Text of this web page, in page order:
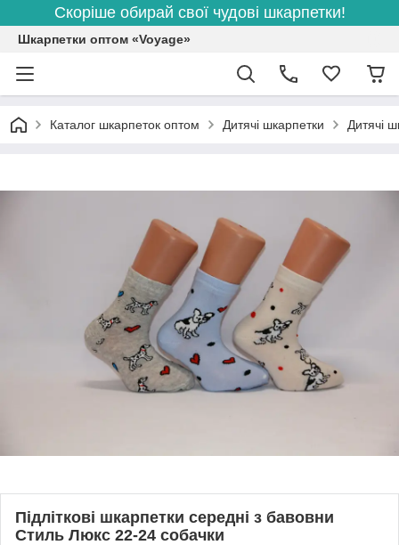
Скоріше обирай свої чудові шкарпетки!
Шкарпетки оптом «Voyage»
Каталог шкарпеток оптом Дитячі шкарпетки Дитячі
Підліткові шкарпетки середні з бавовни
Стиль Люкс 22-24 собачки